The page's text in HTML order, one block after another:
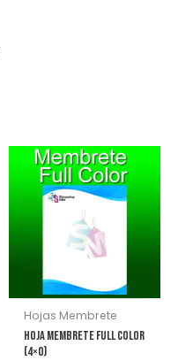
Hojas Membrete
Hoja Membrete Full Color
(4×0)